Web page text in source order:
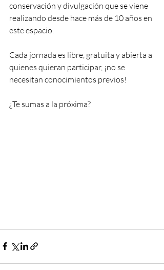
conservación y divulgación que se viene
realizando desde hace más de 10 años en
este espacio.
Cada jornada es libre, gratuita y abierta a
quienes quieran participar, ¡no se
necesitan conocimientos previos!
¿Te sumas a la próxima?